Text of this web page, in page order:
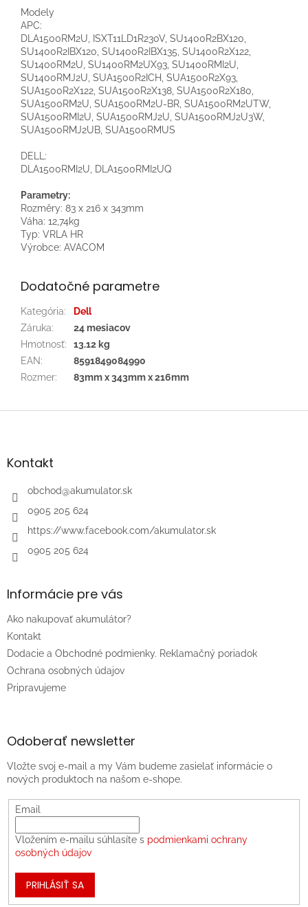
Modely
APC:
DLA1500RM2U, ISXT11LD1R230V, SU1400R2BX120,
SU1400R2IBX120, SU1400R2IBX135 , SU1400R2X122,
SU1400RM2U, SU1400RM2UX93, SU1400RMI2U,
SU1400RMJ2U, SUA1500R2ICH, SUA1500R2X93,
SUA1500R2X122, SUA1500R2X138, SUA1500R2X180,
SUA1500RM2U, SUA1500RM2U-BR, SUA1500RM2UTW,
SUA1500RMI2U, SUA1500RMJ2U, SUA1500RMJ2U3W,
SUA1500RMJ2UB, SUA1500RMUS
DELL:
DLA1500RMI2U, DLA1500RMI2UQ
Parametry:
Rozměry: 83 x 216 x 343mm
Váha: 12,74kg
Typ: VRLA HR
Výrobce: AVACOM
Dodatočné parametre
Kategória:
Dell
Záruka:
24 mesiacov
Hmotnosť:
13.12 kg
EAN:
8591849084990
Rozmer: 83mm x 343mm x 216mm
Z
äKontakt
obchod@akumulator.sk
0905 205 624
https://www.facebook.com/akumulator.sk
0905 205 624
Informácie pre vás
Ako nakupovať akumulátor?
Kontakt
Dodacie a Obchodné podmienky. Reklamačný poriadok
Ochrana osobných údajov
Pripravujeme
Odoberať newsletter
Vložte svoj e-mail a my Vám budeme zasielať informácie o
nových produktoch na našom e-shope.
Email
Vložením e-mailu súhlasíte s podmienkami ochrany
osobných údajov
PRIHLÁSIŤ SA